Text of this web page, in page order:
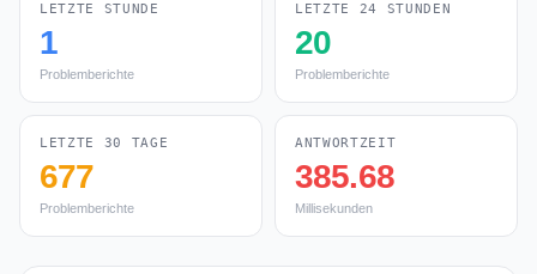
LETZTE STUNDE
1
Problemberichte
LETZTE 24 STUNDEN
20
Problemberichte
LETZTE 30 TAGE
677
Problemberichte
ANTWORTZEIT
385.68
Millisekunden